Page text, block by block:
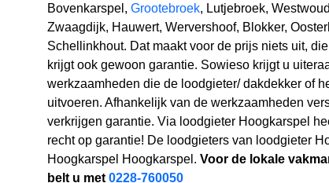
Bovenkarspel, Grootebroek, Lutjebroek,
Zwaagdijk, Hauwert, Wervershoof, Blokker,
Schellinkhout. Dat maakt voor de prijs niets uit,
krijgt ook gewoon garantie. Sowieso krijgt u
werkzaamheden die de loodgieter/ dakdekker of
uitvoeren. Afhankelijk van de werkzaamheden
verkrijgen garantie. Via loodgieter Hoogkarspel
recht op garantie! De loodgieters van loodgieter
Hoogkarspel Hoogkarspel. Voor de lokale
belt u met 0228-760050